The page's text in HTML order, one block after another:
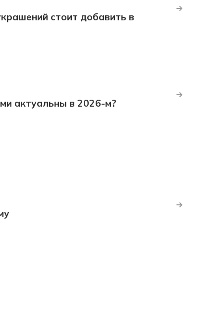
стоит добавить в
актуальны в 2026-м?